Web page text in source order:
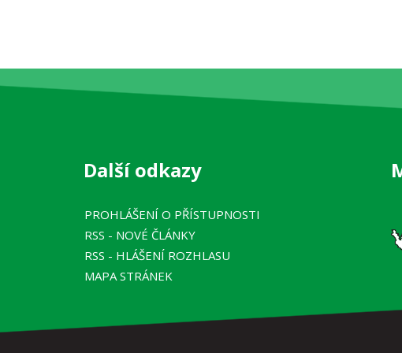
Další odkazy
PROHLÁŠENÍ O PŘÍSTUPNOSTI
RSS - NOVÉ ČLÁNKY
RSS - HLÁŠENÍ ROZHLASU
MAPA STRÁNEK